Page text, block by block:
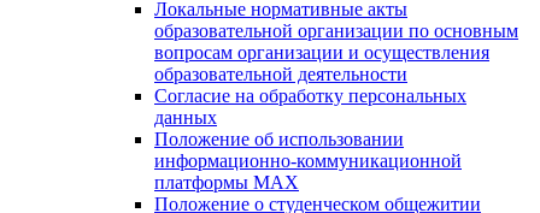
Локальные нормативные акты
образовательной организации по основным
вопросам организации и осуществления
образовательной деятельности
Согласие на обработку персональных
данных
Положение об использовании
информационно-коммуникационной
платформы MAX
Положение о студенческом общежитии